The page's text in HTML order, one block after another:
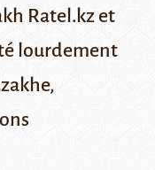
Ratel.kz et
lourdement